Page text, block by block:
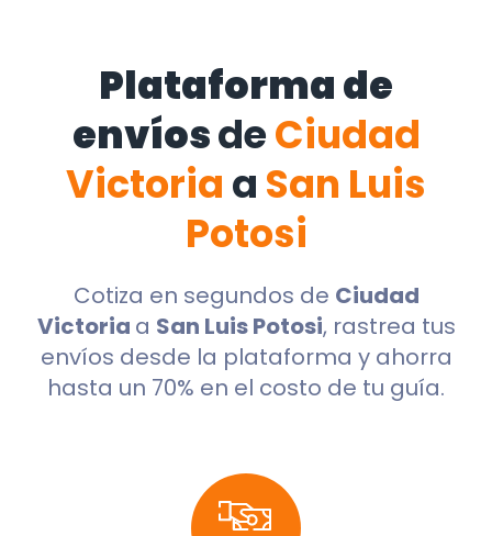
Plataforma de
envíosdeCiudad
Victoria a San Luis
Potosi
Cotiza en segundos de Ciudad
Victoria a San Luis Potosi, rastrea tus
envíos desde la plataforma y ahorra
hasta un 70% en el costo de tu guía.